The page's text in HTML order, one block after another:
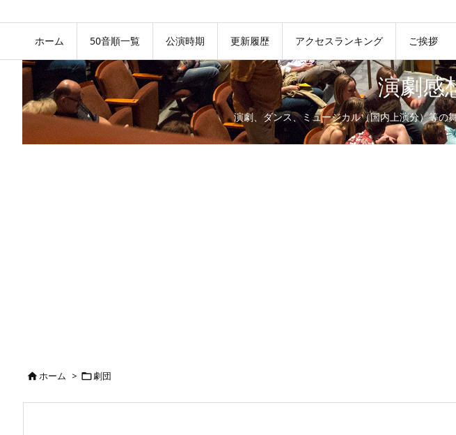
ホーム 50音順一覧 公演時期 更新履歴 アクセスランキング ご挨拶
演劇感
演劇、ダンス、ミュージカル（国内上演分）等の
ホーム > 劇団